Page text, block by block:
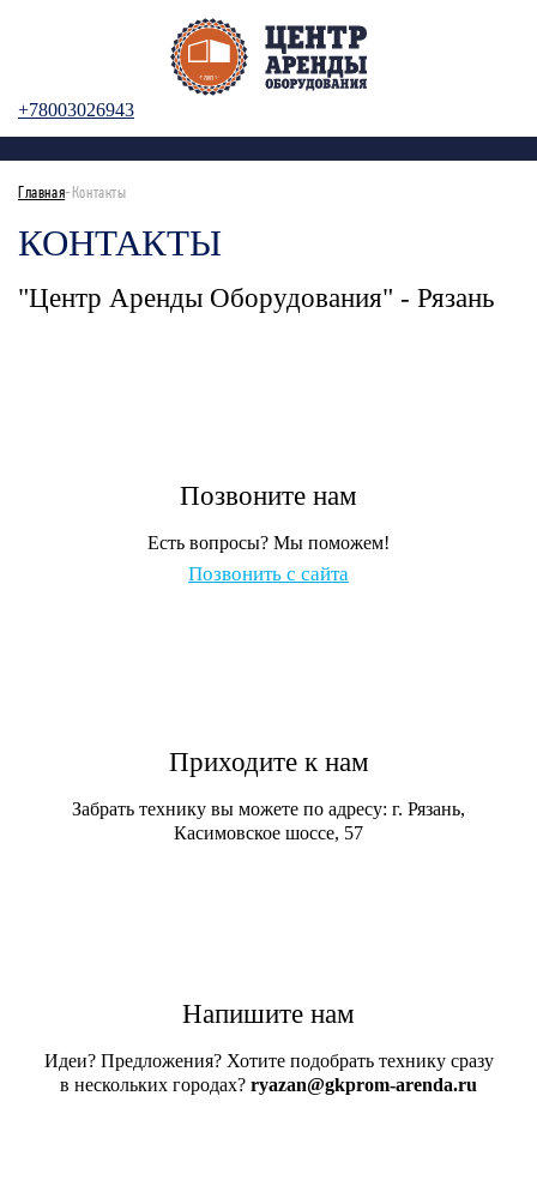
+78003026943
Главная-Контакты
КОНТАКТЫ
"Центр Аренды Оборудования" - Рязань
Позвоните нам
Есть вопросы? Мы поможем!
Позвонить с сайта
Приходите к нам
Забрать технику вы можете по адресу: г. Рязань,
Касимовское шоссе, 57
Напишите нам
Идеи? Предложения? Хотите подобрать технику сразу
в нескольких городах? ryazan@gkprom-arenda.ru